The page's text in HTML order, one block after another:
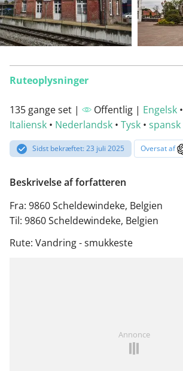
Ruteoplysninger
135 gange set | Offentlig | Engelsk •
Italiensk • Nederlandsk • Tysk • spansk
Sidst bekræftet: 23 juli 2025 Oversat af
Beskrivelse af forfatteren
Fra: 9860 Scheldewindeke, Belgien
Til: 9860 Scheldewindeke, Belgien
Rute: Vandring - smukkeste
Annonce